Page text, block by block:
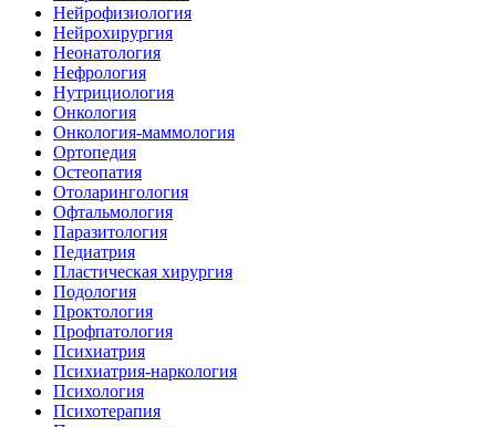
Нейрофизиология
Нейрохирургия
Неонатология
Нефрология
Нутрициология
Онкология
Онкология-маммология
Ортопедия
Остеопатия
Отоларингология
Офтальмология
Паразитология
Педиатрия
Пластическая хирургия
Подология
Проктология
Профпатология
Психиатрия
Психиатрия-наркология
Психология
Психотерапия